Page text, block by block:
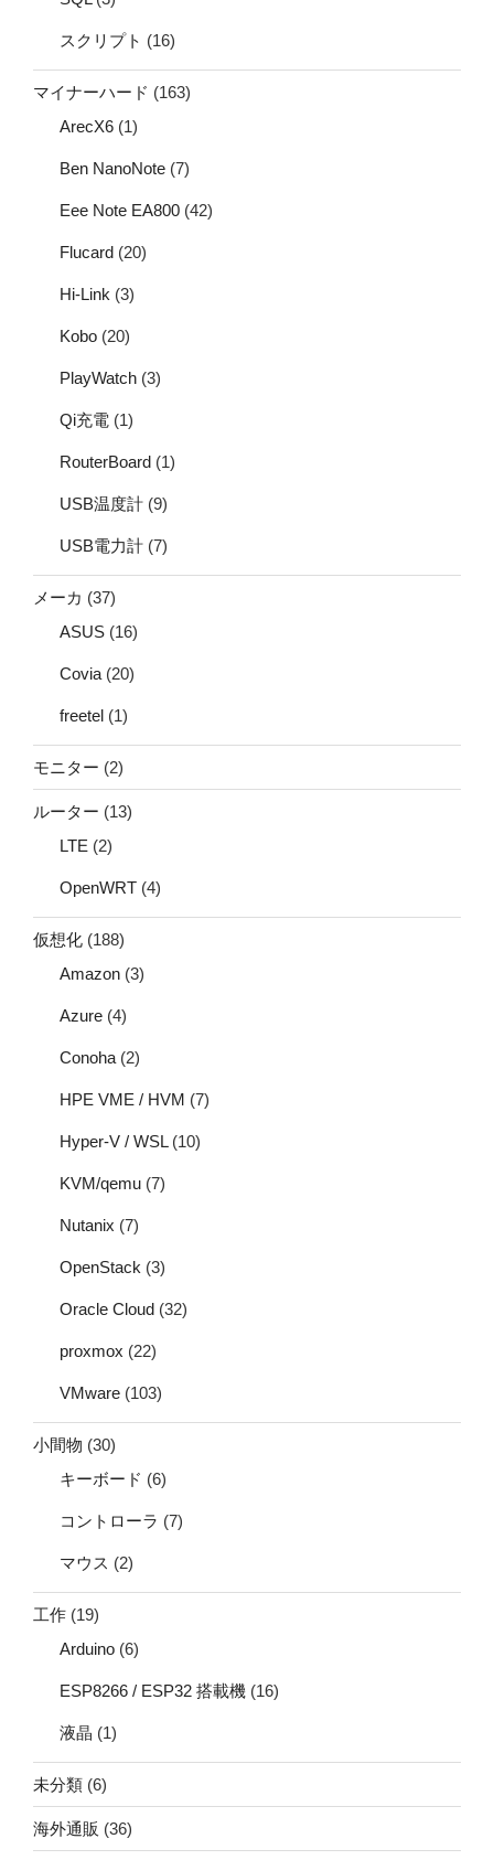
スクリプト (16)
マイナーハード (163)
ArecX6 (1)
Ben NanoNote (7)
Eee Note EA800 (42)
Flucard (20)
Hi-Link (3)
Kobo (20)
PlayWatch (3)
Qi充電 (1)
RouterBoard (1)
USB温度計 (9)
USB電力計 (7)
メーカ (37)
ASUS (16)
Covia (20)
freetel (1)
モニター (2)
ルーター (13)
LTE (2)
OpenWRT (4)
仮想化 (188)
Amazon (3)
Azure (4)
Conoha (2)
HPE VME / HVM (7)
Hyper-V / WSL(10)
KVM/qemu (7)
Nutanix (7)
OpenStack (3)
Oracle Cloud (32)
proxmox (22)
VMware (103)
小間物 (30)
キーボード (6)
コントローラ (7)
マウス (2)
工作 (19)
Arduino (6)
ESP8266 / ESP32 搭載機 (16)
液晶 (1)
未分類 (6)
海外通販 (36)